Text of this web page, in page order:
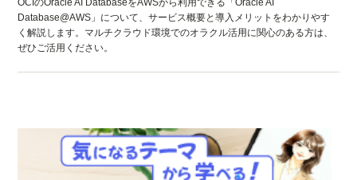
OCIのOracle AI DatabaseをAWSから利用できる「Oracle AI
Database@AWS」について、サービス概要と導入メリットをわかりやす
く解説します。マルチクラウド環境でのオラクル活用に関心のある方は、
ぜひご活用ください。